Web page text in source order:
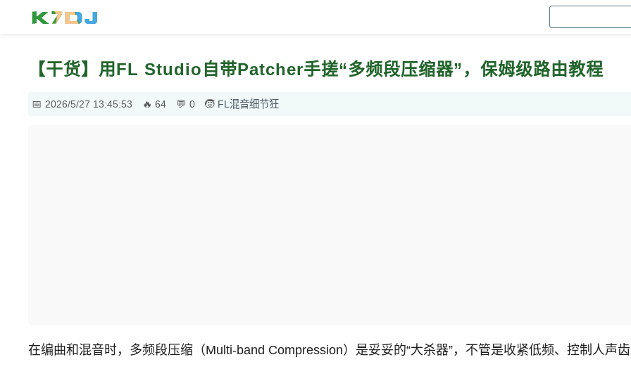
【干货】用FL Studio自带Patcher手搓“多频段压缩器”，保姆级路由教程
2026/5/27 13:45:53 64 0 FL混音细节狂
在编曲和混音时，多频段压缩（Multi-band Compression）是妥妥的“大杀器”，不管是收紧低频、控制人声